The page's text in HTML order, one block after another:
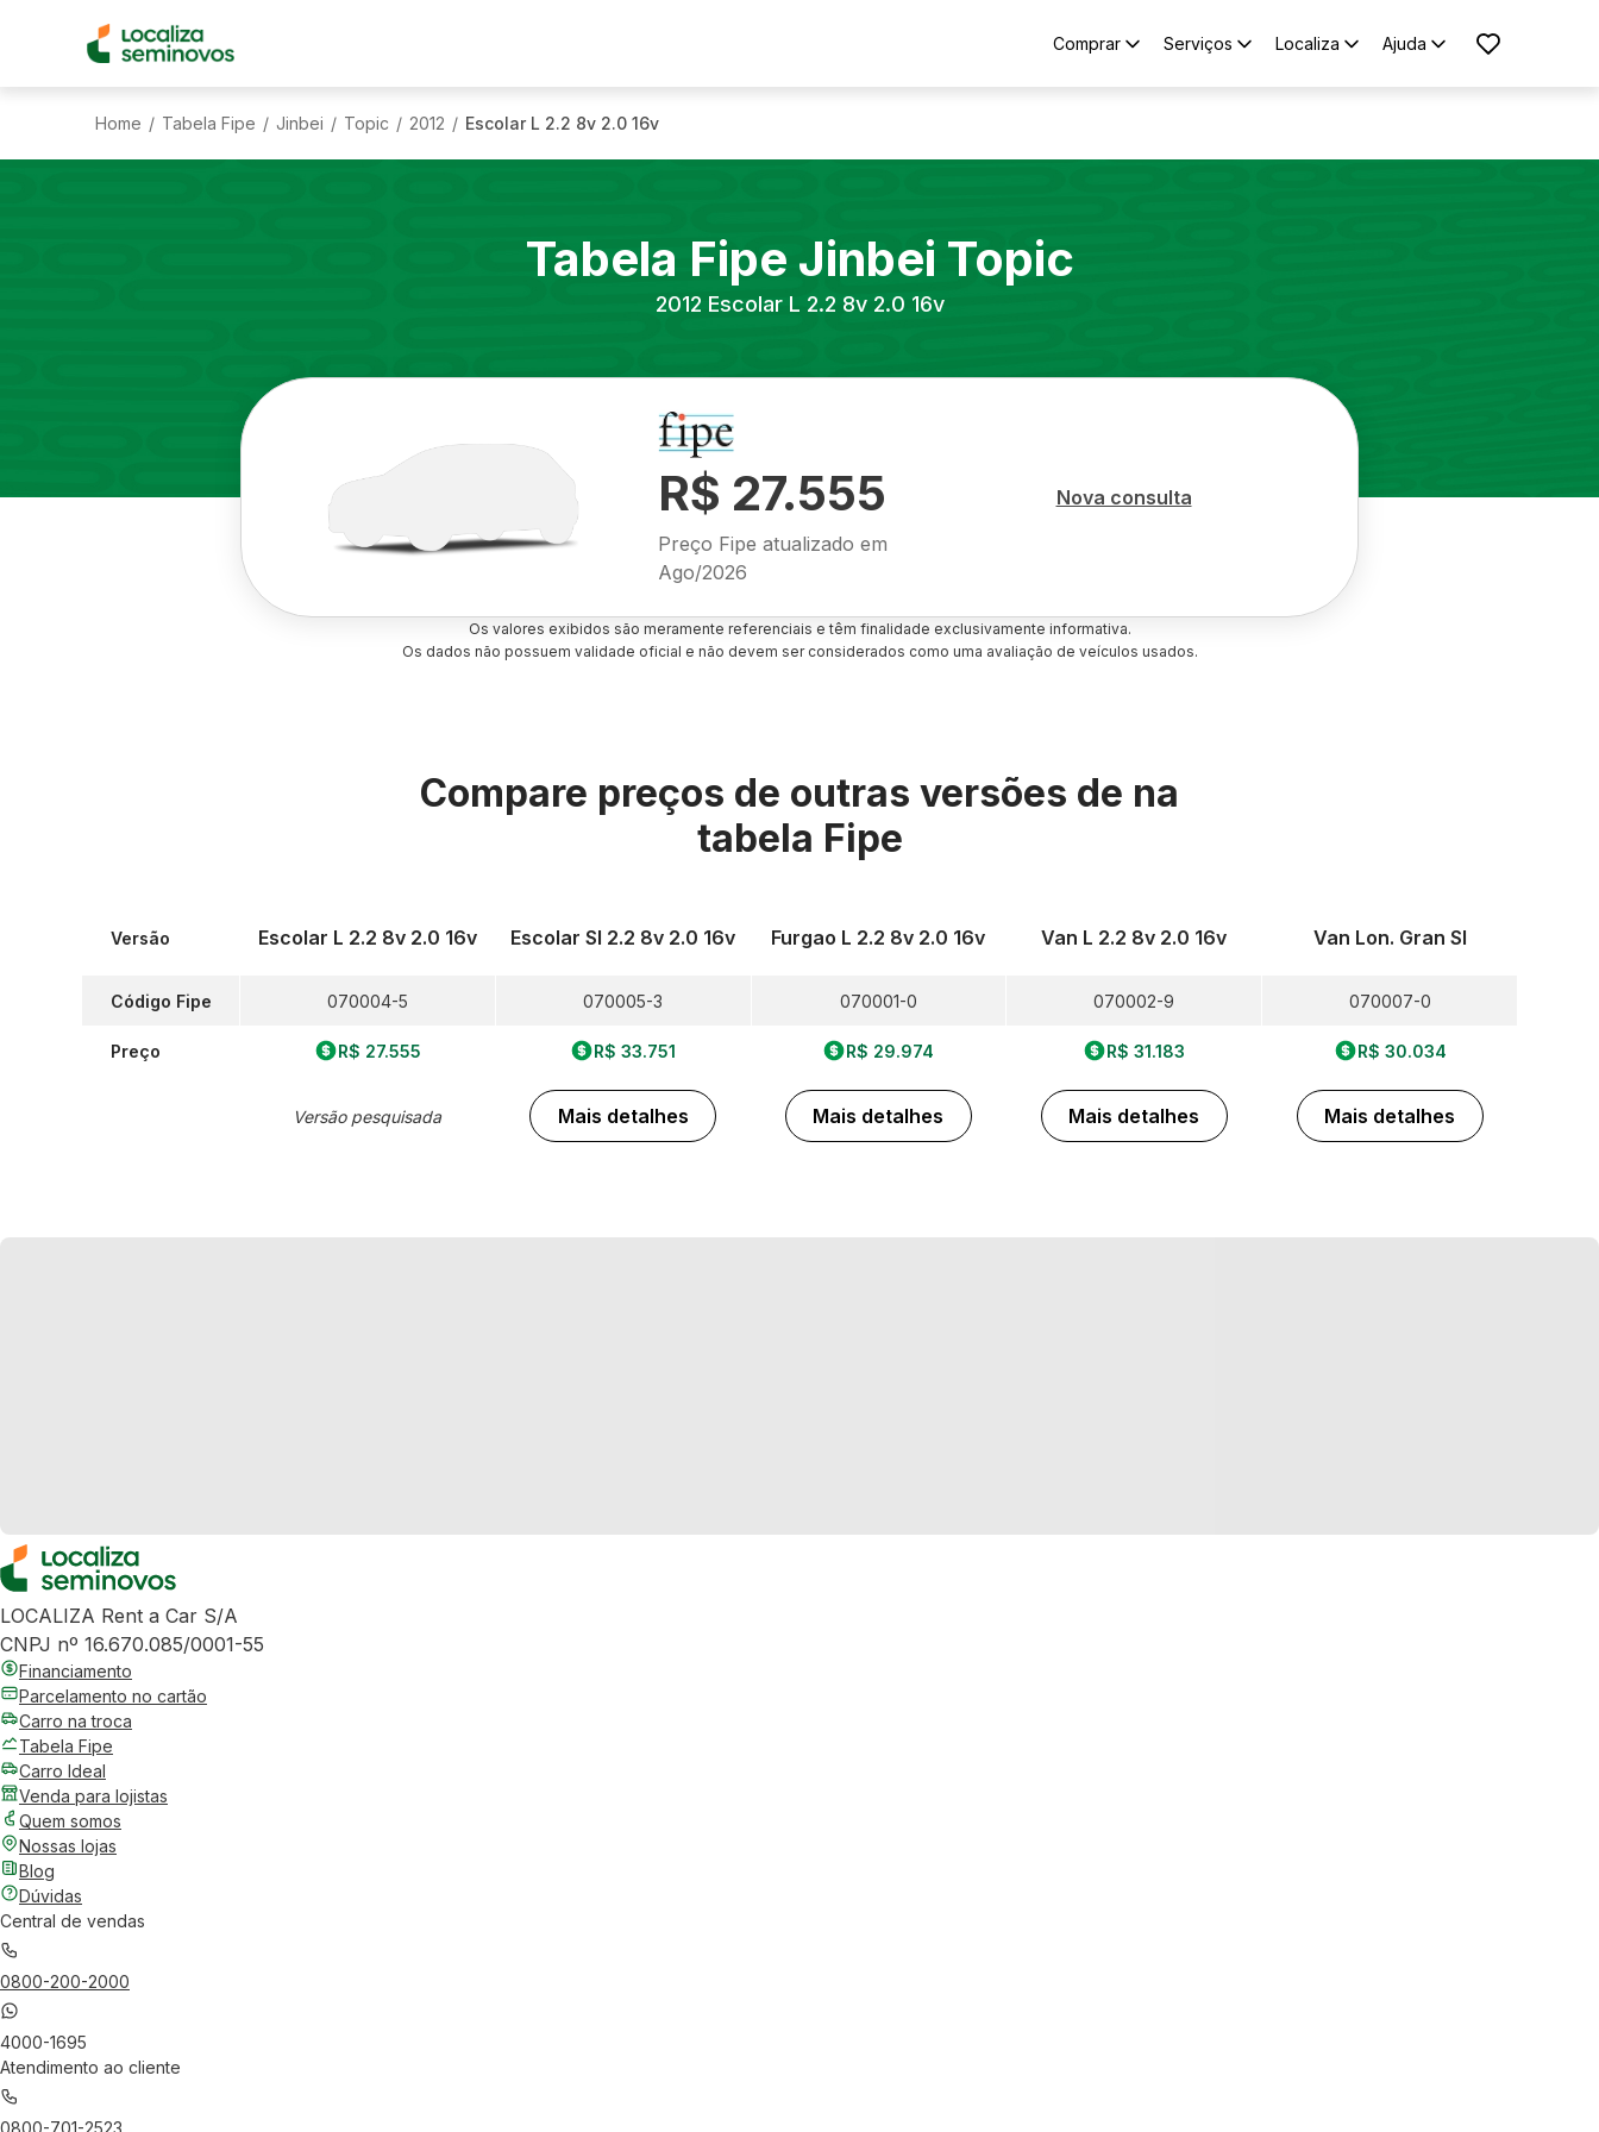
Comprar Serviços Localiza Ajuda
Home / Tabela Fipe / Jinbei / Topic / 2012 / Escolar L 2.2 8v 2.0 16v
Tabela Fipe Jinbei Topic
2012 Escolar L 2.2 8v 2.0 16v
R$ 27.555
Preço Fipe atualizado em
Ago/2026
Nova consulta
Os valores exibidos são meramente referenciais e têm finalidade exclusivamente informativa.
Os dados não possuem validade oficial e não devem ser considerados como uma avaliação de veículos usados.
Compare preços de outras versões de na
tabela Fipe
Versão
Código Fipe
Preço
Escolar L 2.2 8v 2.0 16v
070004-5
R$ 27.555
Versão pesquisada
Escolar Sl 2.2 8v 2.0 16v
070005-3
R$ 33.751
Mais detalhes
Furgao L 2.2 8v 2.0 16v
070001-0
R$ 29.974
Mais detalhes
Van L 2.2 8v 2.0 16v
070002-9
R$ 31.183
Mais detalhes
Van Lon. Gran Sl
070007-0
R$ 30.034
Mais detalhes
LOCALIZA Rent a Car S/A
CNPJ nº 16.670.085/0001-55
Financiamento
Parcelamento no cartão
Carro na troca
Tabela Fipe
Carro Ideal
Venda para lojistas
Quem somos
Nossas lojas
Blog
Dúvidas
Central de vendas
0800-200-2000
4000-1695
Atendimento ao cliente
0800-701-2523